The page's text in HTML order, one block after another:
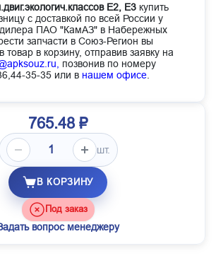
Е2, Е3 купить
с доставкой по всей России у
ПАО "КамАЗ" в Набережных
запчасти в Союз-Регион вы
товар в корзину, отправив заявку на
позвонив по номеру
35-35 или в нашем офисе
765.48 ₽
шт.
В КОРЗИНУ
Под заказ
вопрос менеджеру